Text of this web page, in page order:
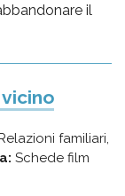
il
familiari,
Schede film